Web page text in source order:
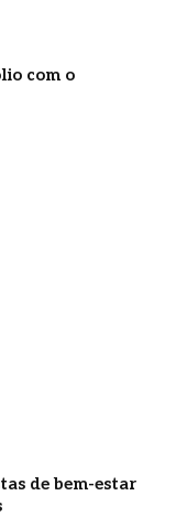
com o
de bem-estar